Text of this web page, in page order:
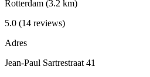
Rotterdam (3.2 km)
5.0 (14 reviews)
Adres
Jean-Paul Sartrestraat 41